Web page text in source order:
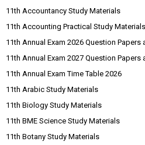
11th Accountancy Study Materials
11th Accounting Practical Study Materials
11th Annual Exam 2026 Question
11th Annual Exam 2027 Question
11th Annual Exam Time Table 2026
11th Arabic Study Materials
11th Biology Study Materials
11th BME Science Study Materials
11th Botany Study Materials